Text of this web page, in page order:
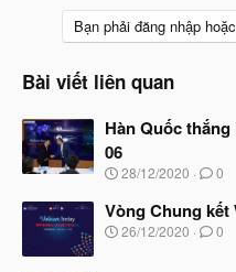
Bạn phải đăng nhập
Bài viết liên quan
Hàn Quốc
06
N
à
y
b
28/12/2020 0
Vòng Chung kết
N
26/12/2020 0